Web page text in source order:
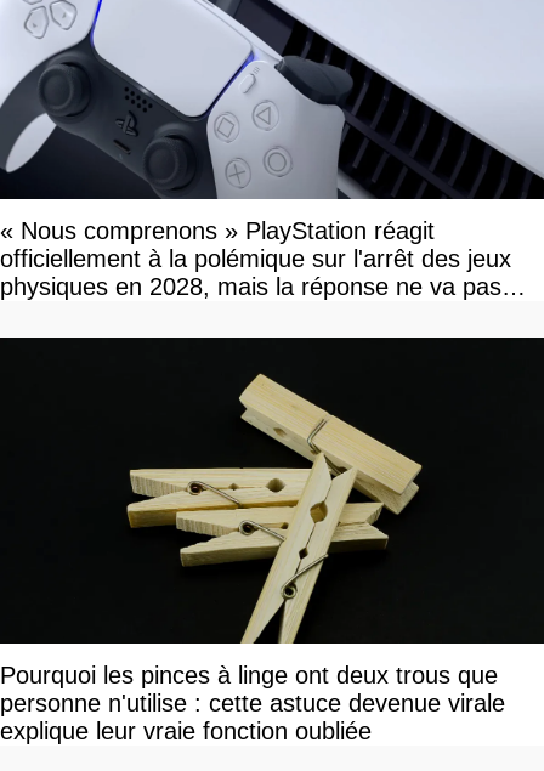
« Nous comprenons » PlayStation réagit
officiellement à la polémique sur l'arrêt des jeux
physiques en 2028, mais la réponse ne va pas
Pourquoi les pinces à linge ont deux trous que
personne n'utilise : cette astuce devenue virale
explique leur vraie fonction oubliée